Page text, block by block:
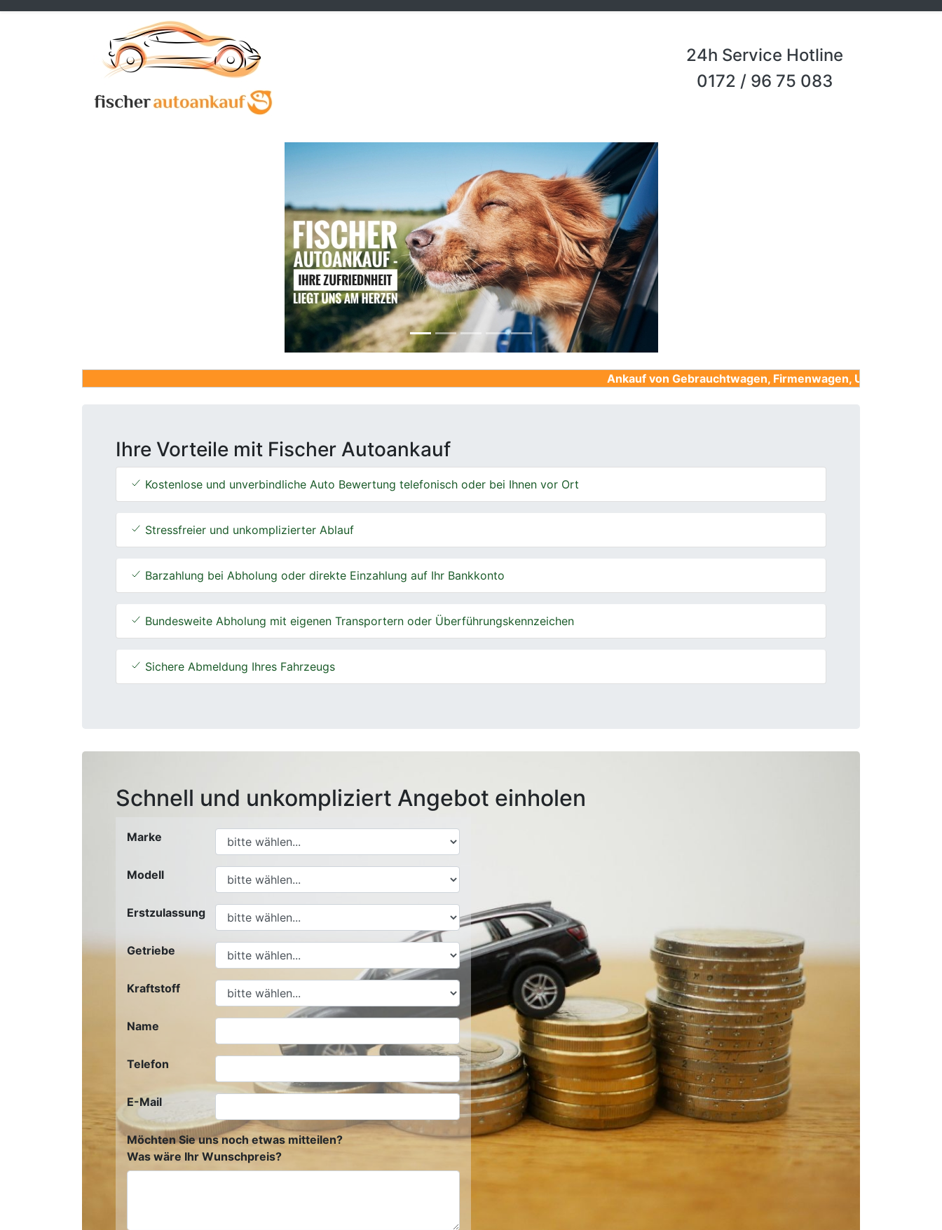
24h Service Hotline
0172 / 96 75 083
Ankauf von Gebrauchtwagen, Firmenwagen, Unfallwagen,
Ihre Vorteile mit Fischer Autoankauf
Kostenlose und unverbindliche Auto Bewertung telefonisch oder bei Ihnen vor Ort
Stressfreier und unkomplizierter Ablauf
Barzahlung bei Abholung oder direkte Einzahlung auf Ihr Bankkonto
Bundesweite Abholung mit eigenen Transportern oder Überführungskennzeichen
Sichere Abmeldung Ihres Fahrzeugs
Schnell und unkompliziert Angebot einholen
Marke
Modell
Erstzulassung
Getriebe
Kraftstoff
Name
Telefon
E-Mail
Möchten Sie uns noch etwas mitteilen?
Was wäre Ihr Wunschpreis?